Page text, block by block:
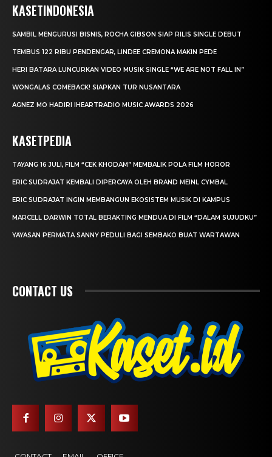
KASETINDONESIA
SAMBIL MENGURUSI BISNIS, ROCHA GIBSON SIAP RILIS SINGLE DEBUT
TEMBUS 122 RIBU PENDENGAR, LINDEE CREMONA MAKIN PEDE
HERI BATARA LUNCURKAN VIDEO MUSIK SINGLE “WE ARE NOT FALL IN”
WONGALAS COMEBACK! SIAPKAN TUR NUSANTARA
AGNEZ MO HADIRI IHEARTRADIO MUSIC AWARDS 2026
KASETPEDIA
TAYANG 16 JULI, FILM “CEK KHODAM” MEMBALIK POLA FILM HOROR
ERIC SUDRAJAT KEMBALI DIPERCAYA OLEH BRAND MEINL CYMBAL
ERIC SUDRAJAT INGIN MEMBANGUN EKOSISTEM MUSIK DI KAMPUS
MARCELL DARWIN TOTAL BERAKTING MENDUA DI FILM “DALAM SUJUDKU”
YAYASAN PERMATA SANNY PEDULI BAGI SEMBAKO BUAT WARTAWAN
CONTACT US